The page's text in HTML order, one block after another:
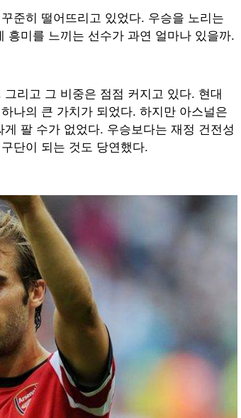
준히 떨어뜨리고 있었다. 우승을 노리는
미를 느끼는 선수가 과연 얼마나 있을까.
리고 그 비중은 점점 커지고 있다. 현대
나의 큰 가치가 되었다. 하지만 아스널은
팔 수가 없었다. 우승보다는 재정 건전성
단이 되는 것도 당연했다.